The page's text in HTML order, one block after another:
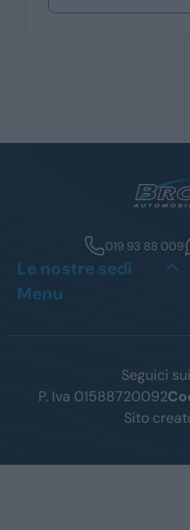
019 93 88 009
Le nostre sedi
Menu
Seguici
P. Iva 01588720092
Sito